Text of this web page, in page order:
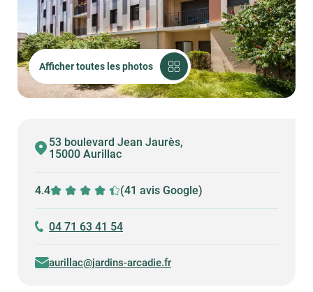
Afficher toutes les photos
53 boulevard Jean Jaurès,
15000 Aurillac
4.4 (41 avis Google)
04 71 63 41 54
aurillac@jardins-arcadie.fr